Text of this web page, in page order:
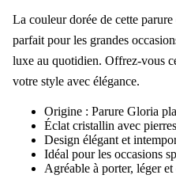
La couleur dorée de cette
parfait pour les grandes
luxe au quotidien. Offrez-vous
votre style avec élégance.
Origine : Parure Gloria
Éclat cristallin avec
Design élégant et
Idéal pour les occasions
Agréable à porter, léger